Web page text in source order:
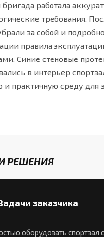
работала
требования.
за собой и
правила
Синие стеновые
в интерьер
и практичную среду для
РЕШЕНИЯ
заказчика
оборудовать спортзал